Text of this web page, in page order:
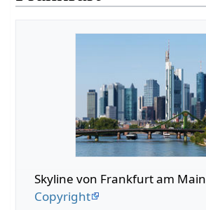
Skyline von Frankfurt am Main
Copyright